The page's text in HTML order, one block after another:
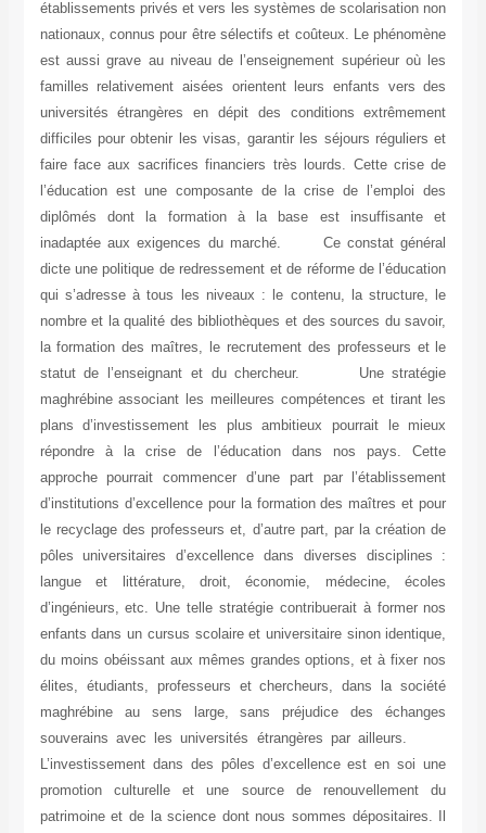
établissements privés et vers les systèmes de scolarisation
nationaux, connus pour être sélectifs et coûteux. Le
est aussi grave au niveau de l’enseignement supérieur
familles relativement aisées orientent leurs enfants vers
universités étrangères en dépit des conditions
difficiles pour obtenir les visas, garantir les séjours
faire face aux sacrifices financiers très lourds. Cette
l’éducation est une composante de la crise de l’emploi
diplômés dont la formation à la base est
inadaptée aux exigences du marché. Ce constat
dicte une politique de redressement et de réforme de
qui s’adresse à tous les niveaux : le contenu, la
nombre et la qualité des bibliothèques et des sources du
la formation des maîtres, le recrutement des professeurs
statut de l’enseignant et du chercheur. Une
maghrébine associant les meilleures compétences et tirant
plans d’investissement les plus ambitieux pourrait le
répondre à la crise de l’éducation dans nos pays.
approche pourrait commencer d’une part par
d’institutions d’excellence pour la formation des maîtres et
le recyclage des professeurs et, d’autre part, par la
pôles universitaires d’excellence dans diverses
langue et littérature, droit, économie, médecine,
d’ingénieurs, etc. Une telle stratégie contribuerait à former
enfants dans un cursus scolaire et universitaire sinon
du moins obéissant aux mêmes grandes options, et à fixer
élites, étudiants, professeurs et chercheurs, dans la
maghrébine au sens large, sans préjudice des
souverains avec les universités étrangères par
L’investissement dans des pôles d’excellence est en soi
promotion culturelle et une source de
patrimoine et de la science dont nous sommes